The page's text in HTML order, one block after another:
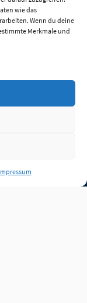
wie das
Wenn du deine
Merkmale und